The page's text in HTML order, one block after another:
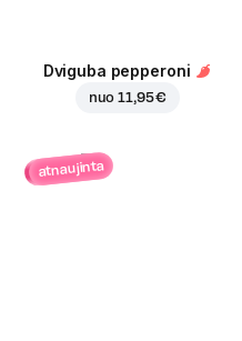
Dviguba pepperoni
nuo11,95 €
atnaujinta